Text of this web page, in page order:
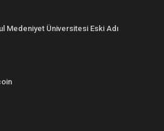
Medeniyet Üniversitesi Eski Adı